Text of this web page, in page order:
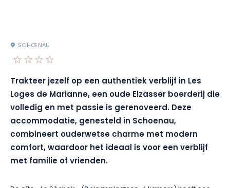
SCHŒNAU
Trakteer jezelf op een authentiek verblijf in Les
Loges de Marianne, een oude Elzasser boerderij die
volledig en met passie is gerenoveerd. Deze
accommodatie, genesteld in Schoenau,
combineert ouderwetse charme met modern
comfort, waardoor het ideaal is voor een verblijf
met familie of vrienden.